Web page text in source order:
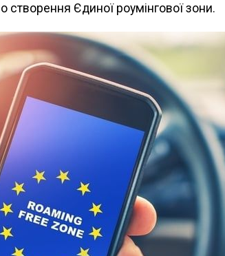
створення Єдиної роумінгової зони.